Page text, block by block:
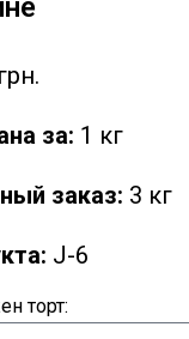
за: 1 кг
заказ: 3 кг
J-6
торт: